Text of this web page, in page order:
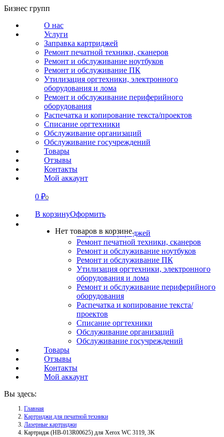
Перейти
содержанию
Бизнес групп
О нас
Услуги
Заправка картриджей
Ремонт печатной техники, сканеров
Ремонт и обслуживание ноутбуков
Ремонт и обслуживание ПК
Утилизация оргтехники, электронного
оборудования и лома
Ремонт и обслуживание периферийного
оборудования
Распечатка и копирование текста/проектов
Списание оргтехники
Обслуживание организаций
Обслуживание госучреждений
Товары
Отзывы
Контакты
Мой аккаунт
0 ₽0
В корзинуОформить
Нет товаров в корзине.
СВЯЗАТЬСЯ
О нас
Заправка картриджей
Ремонт печатной техники, сканеров
Ремонт и обслуживание ноутбуков
Ремонт и обслуживание ПК
Утилизация оргтехники, электронного
оборудования и лома
Ремонт и обслуживание периферийного
оборудования
Распечатка и копирование текста/
проектов
Списание оргтехники
Обслуживание организаций
Обслуживание госучреждений
Товары
Отзывы
Контакты
Мой аккаунт
Вы здесь:
Главная
Картриджи для печатной техники
Лазерные картриджи
Картридж (HB-013R00625) для Xerox WC 3119, 3K